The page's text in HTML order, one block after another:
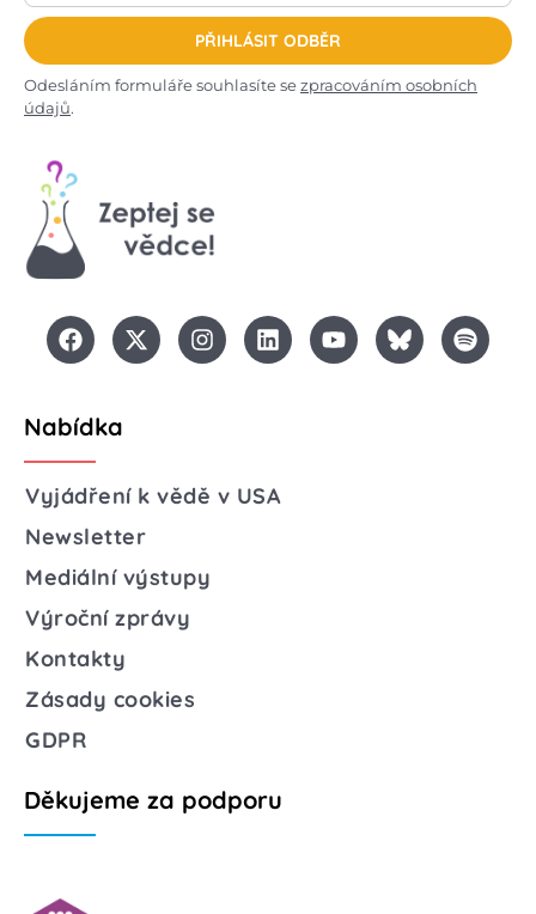
PŘIHLÁSIT ODBĚR
Odesláním formuláře souhlasíte sezpracováním osobních
údajů.
Nabídka
Vyjádření k vědě v USA
Newsletter
Mediální výstupy
Výroční zprávy
Kontakty
Zásady cookies
GDPR
Děkujeme za podporu